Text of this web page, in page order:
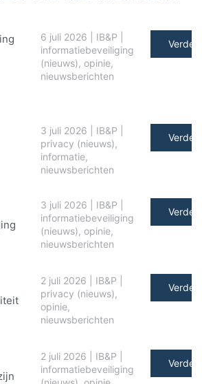
6 juli 2026 IB&P
informatiebeveiliging
(nieuws), opinie,
nieuwsberichten
Verder
3 juli 2026 IB&P
privacy (nieuws),
informatie,
nieuwsberichten
Verder
3 juli 2026 IB&P
informatiebeveiliging
(nieuws), opinie,
nieuwsberichten
Verder
2 juli 2026 IB&P
privacy (nieuws),
opinie,
nieuwsberichten
Verder
2 juli 2026 IB&P
informatiebeveiliging
Verder